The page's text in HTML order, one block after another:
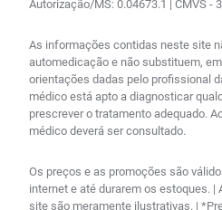
Autorização/MS: 0.04673.1 | CMVS -
As informações contidas neste site
automedicação e não substituem,
orientações dadas pelo profissional
médico está apto a diagnosticar
prescrever o tratamento adequado.
médico deverá ser consultado.
Os preços e as promoções são
internet e até durarem os estoques.
site são meramente ilustrativas. |